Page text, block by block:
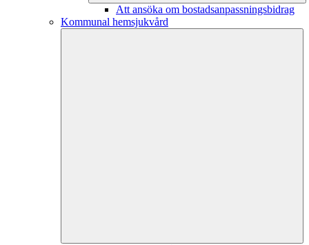
Att ansöka om bostadsanpassningsbidrag
Kommunal hemsjukvård